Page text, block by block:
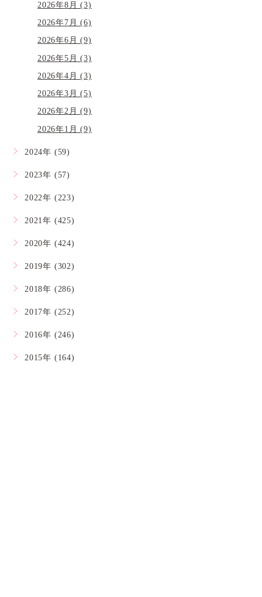
2026年8月 (3)
2026年7月 (6)
2026年6月 (9)
2026年5月 (3)
2026年4月 (3)
2026年3月 (5)
2026年2月 (9)
2026年1月 (9)
2024年 (59)
2023年 (57)
2022年 (223)
2021年 (425)
2020年 (424)
2019年 (302)
2018年 (286)
2017年 (252)
2016年 (246)
2015年 (164)